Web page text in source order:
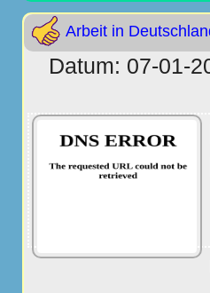
Arbeit in
Datum: 07-